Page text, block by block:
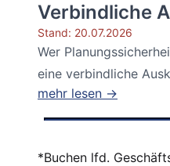
Verbindliche
Stand: 20.07.2026
Wer
eine verbindliche
mehr lesen →
*Buchen lfd.